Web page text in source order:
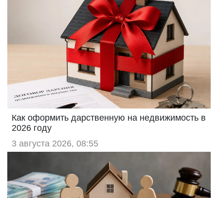
Как оформить дарственную на недвижимость в
2026 году
3 августа 2026, 08:55